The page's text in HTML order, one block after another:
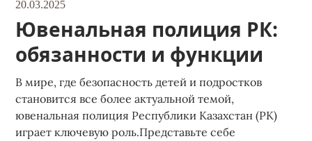
20.03.2025
Ювенальная полиция РК:
обязанности и функции
В мире, где безопасность детей и подростков
становится все более актуальной темой,
ювенальная полиция Республики Казахстан (РК)
играет ключевую роль.Представьте себе